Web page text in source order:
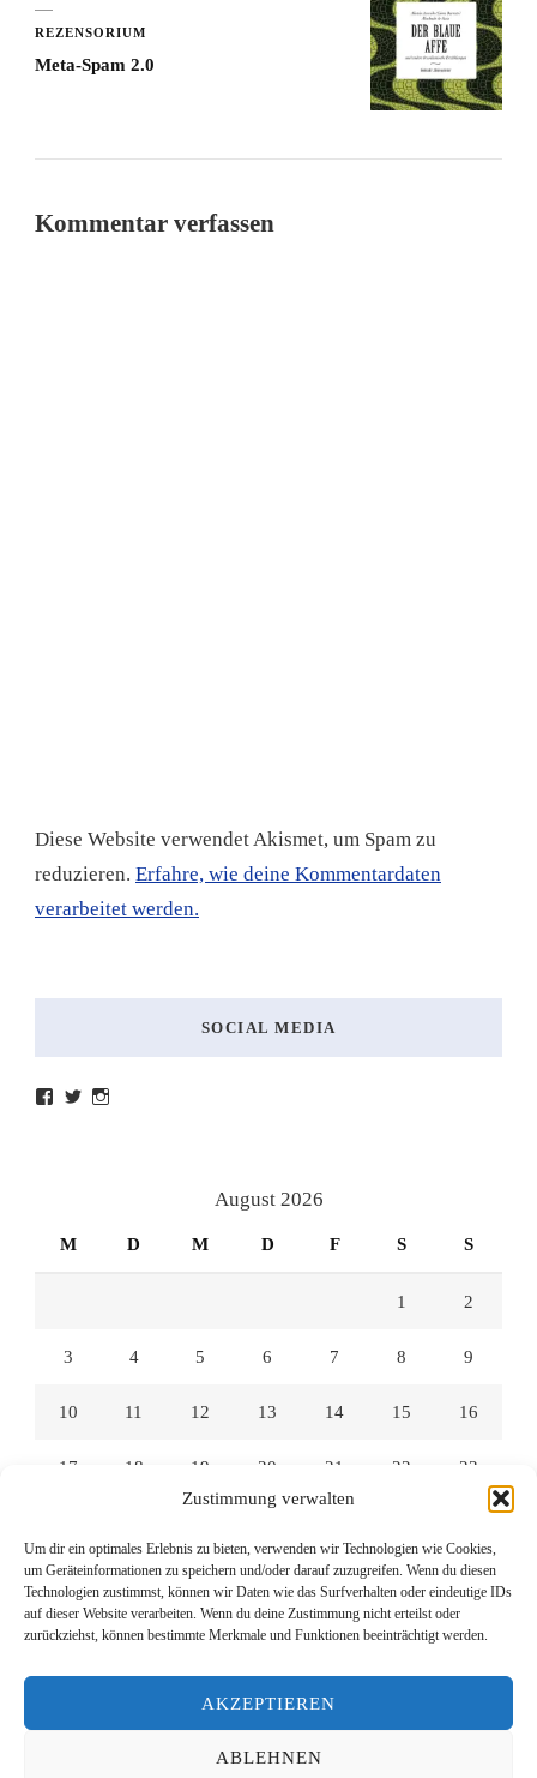
Zustimmung verwalten
Um dir ein optimales Erlebnis zu bieten, verwenden wir Technologien wie Cookies,
um Geräteinformationen zu speichern und/oder darauf zuzugreifen. Wenn du diesen
Technologien zustimmst, können wir Daten wie das Surfverhalten oder eindeutige IDs
auf dieser Website verarbeiten. Wenn du deine Zustimmung nicht erteilst oder
zurückziehst, können bestimmte Merkmale und Funktionen beeinträchtigt werden.
AKZEPTIEREN
ABLEHNEN
REZENSORIUM
Meta-Spam 2.0
Kommentar verfassen
Diese Website verwendet Akismet, um Spam zu
reduzieren. Erfahre, wie deine Kommentardaten
verarbeitet werden.
SOCIAL MEDIA
ProfilProfil
August 2026
M D M D F S S
1 2
3 4 5 6 7 8 9
10 11 12 13 14 15 16
17 18 19 20 21 22 23
31